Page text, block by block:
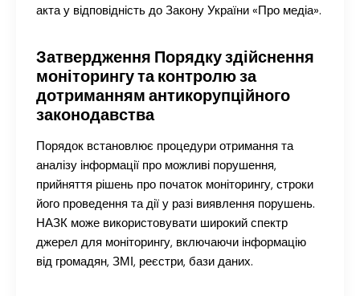
акта у відповідність до Закону України «Про медіа».
Затвердження Порядку здійснення
моніторингу та контролю за
дотриманням антикорупційного
законодавства
Порядок встановлює процедури отримання та
аналізу інформації про можливі порушення,
прийняття рішень про початок моніторингу, строки
його проведення та дії у разі виявлення порушень.
НАЗК може використовувати широкий спектр
джерел для моніторингу, включаючи інформацію
від громадян, ЗМІ, реєстри, бази даних.